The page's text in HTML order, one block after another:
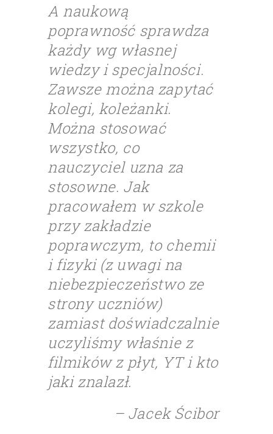
A naukową
poprawność sprawdza
każdy wg własnej
wiedzy i specjalności.
Zawsze można zapytać
kolegi, koleżanki.
Można stosować
wszystko, co
nauczyciel uzna za
stosowne. Jak
pracowałem w szkole
przy zakładzie
poprawczym, to chemii
i fizyki (z uwagi na
niebezpieczeństwo ze
strony uczniów)
zamiast doświadczalnie
uczyliśmy właśnie z
filmików z płyt, YT i kto
jaki znalazł.
– Jacek Ścibor